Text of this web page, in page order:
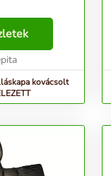
kovácsolt